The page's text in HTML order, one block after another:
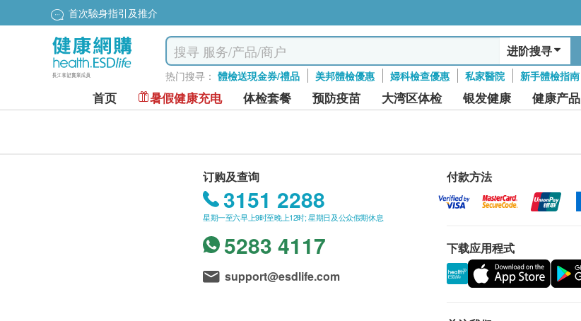
首次驗身指引及推介
进阶搜寻
热门搜寻： 體檢送現金券/禮品 美邦體檢優惠 婦科檢查優惠 私家醫院 新手體檢指南
首页 暑假健康充电 体检套餐 预防疫苗 大湾区体检 银发健康 健康产品
订购及查询
3151 2288
星期一至六早上9时至晚上12时; 星期日及公众假期休息
5283 4117
support@esdlife.com
付款方法
下载应用程式